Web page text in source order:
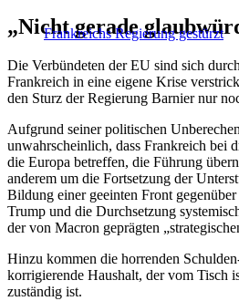
Frankreichs Regierung gestürzt
„Nicht gerade
Die Verbündeten der EU sind sich
Frankreich in eine eigene Krise
den Sturz der Regierung Barnier nur
Aufgrund seiner politischen
unwahrscheinlich, dass Frankreich bei
die Europa betreffen, die Führung
anderem um die Fortsetzung der
Bildung einer geeinten Front
Trump und die Durchsetzung
der von Macron geprägten
Hinzu kommen die horrenden
korrigierende Haushalt, der vom Tisch
zuständig ist.